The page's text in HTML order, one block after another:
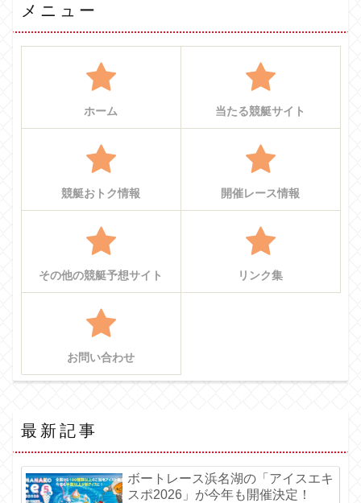
メニュー
ホーム 当たる競艇サイト
競艇おトク情報 開催レース情報
その他の競艇予想サイト リンク集
お問い合わせ
最新記事
ボートレース浜名湖の「アイスエキ
スポ2026」が今年も開催決定！